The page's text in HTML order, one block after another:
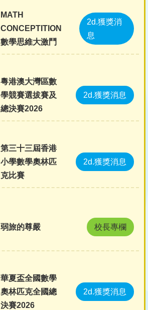
MATH
CONCEPTITION
數學思維大激鬥
2d.獲獎消
息
粵港澳大灣區數
學競賽選拔賽及
總決賽2026
2d.獲獎消息
第三十三屆香港
小學數學奧林匹
克比賽
2d.獲獎消息
弱旅的尊嚴 校長專欄
華夏盃全國數學
奧林匹克全國總
決賽2026
2d.獲獎消息